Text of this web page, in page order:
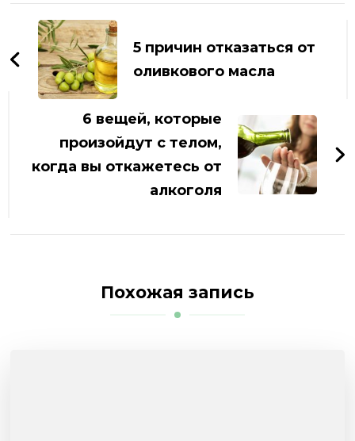
Навигация
по
записям
5 причин отказаться от
оливкового масла
6 вещей, которые
произойдут с телом,
когда вы откажетесь от
алкоголя
Похожая запись